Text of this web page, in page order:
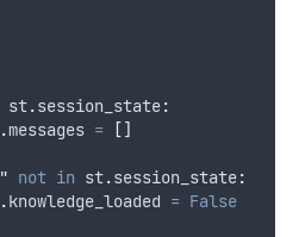
st.session_state:
.messages = []
" not in st.session_state:
.knowledge_loaded = False